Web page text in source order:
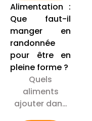
Alimentation :
Que faut-il
manger en
randonnée
pour être en
pleine forme ?
Quels
aliments
ajouter dans